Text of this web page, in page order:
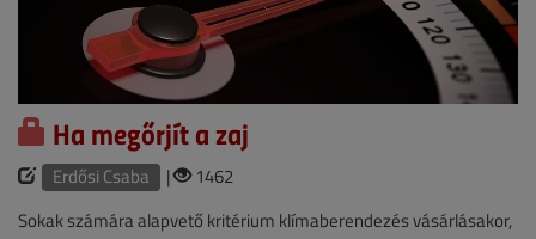
Ha megőrjít a zaj
Erdősi Csaba |
1462
Sokak számára alapvető kritérium klímaberendezés vásárlásakor,